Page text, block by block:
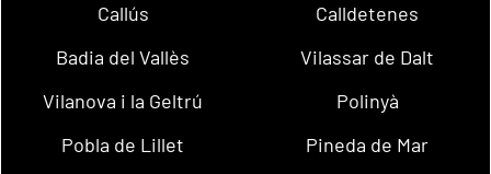
Callús
Calldetenes
Badia del Vallès
Vilassar de Dalt
Vilanova i la Geltrú
Polinyà
Pobla de Lillet
Pineda de Mar